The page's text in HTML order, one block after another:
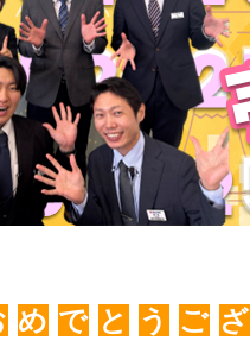
め で と う ご ざ